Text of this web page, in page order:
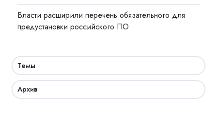
Власти расширили перечень обязательного для
предустановки российского ПО
Темы
Архив